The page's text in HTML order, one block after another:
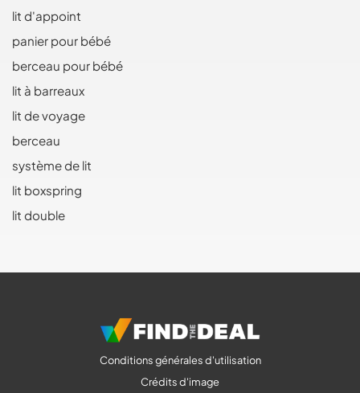
lit d'appoint
panier pour bébé
berceau pour bébé
lit à barreaux
lit de voyage
berceau
système de lit
lit boxspring
lit double
Conditions générales d'utilisation
Crédits d'image